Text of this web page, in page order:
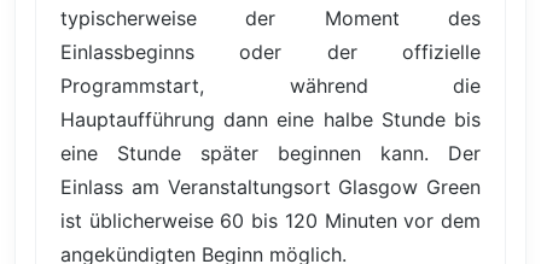
typischerweise der Moment des
Einlassbeginns oder der offizielle
Programmstart, während die
Hauptaufführung dann eine halbe Stunde bis
eine Stunde später beginnen kann. Der
Einlass am Veranstaltungsort Glasgow Green
ist üblicherweise 60 bis 120 Minuten vor dem
angekündigten Beginn möglich.